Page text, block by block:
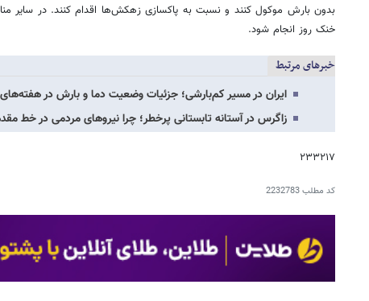
بدون بارش موکول کنند و نسبت به پاکسازی زهکش‌ها اقدام کنند. در سایر
خنک روز انجام شود.
خبرهای مرتبط
ایران در مسیر کم‌بارشی؛ جزئیات وضعیت دما و بارش در هفته‌های
زاگرس در آستانه تابستانی پرخطر؛ چرا نیروهای مردمی در خط
۲۳۳۲۱۷
کد مطلب2232783